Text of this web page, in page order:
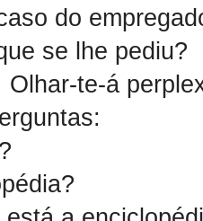
do
se lhe pediu?
Olhar-te-á